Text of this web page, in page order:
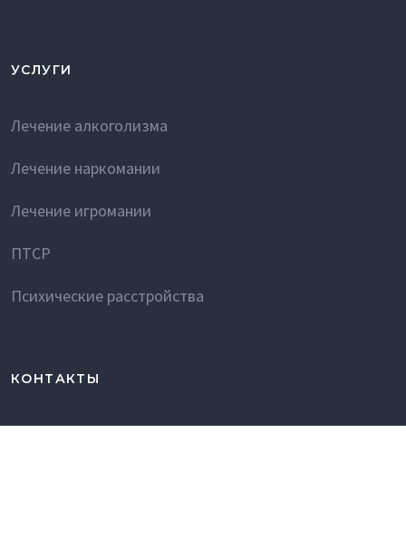
УСЛУГИ
Лечение алкоголизма
Лечение наркомании
Лечение игромании
ПТСР
Психические расстройства
КОНТАКТЫ